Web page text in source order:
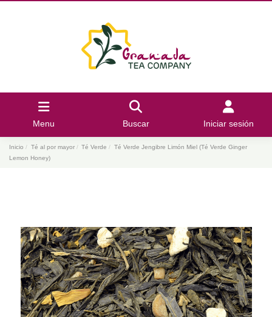
Menu Buscar Iniciar sesión
Inicio Té al por mayor Té Verde
Té Verde Jengibre Limón Miel (Té Verde Ginger
Lemon Honey)